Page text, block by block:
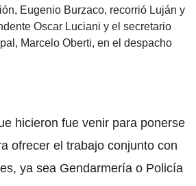
Eugenio Burzaco, recorrió Luján y
Oscar Luciani y el secretario
Marcelo Oberti, en el despacho
hicieron fue venir para ponerse
ofrecer el trabajo conjunto con
ya sea Gendarmería o Policía